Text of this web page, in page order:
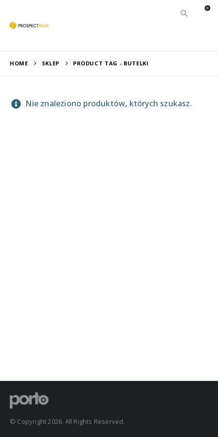
0
HOME SKLEP PRODUCT TAG - BUTELKI
Nie znaleziono produktów, których szukasz.
© Copyright 2026. All Rights Reserved.